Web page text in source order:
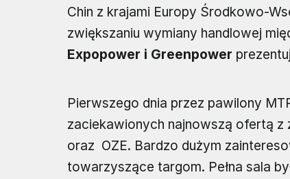
Chin z krajami Europy Środkowo-
zwiększaniu wymiany handlowej
Expopower i Greenpower
Pierwszego dnia przez pawilony
zaciekawionych najnowszą ofertą z
oraz OZE. Bardzo dużym
towarzyszące targom. Pełna sala